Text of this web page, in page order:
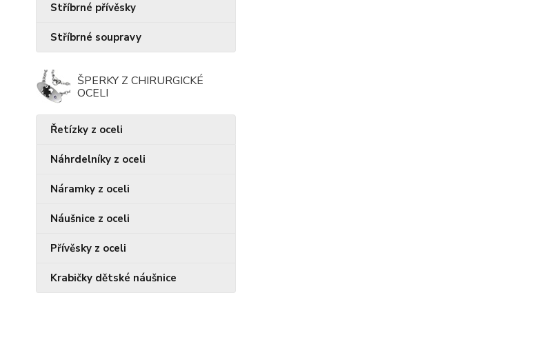
Stříbrné přívěsky
Stříbrné soupravy
ŠPERKY Z CHIRURGICKÉ
OCELI
Řetízky z oceli
Náhrdelníky z oceli
Náramky z oceli
Náušnice z oceli
Přívěsky z oceli
Krabičky dětské náušnice